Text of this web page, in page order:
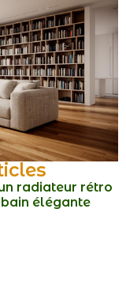
radiateur rétro
élégante